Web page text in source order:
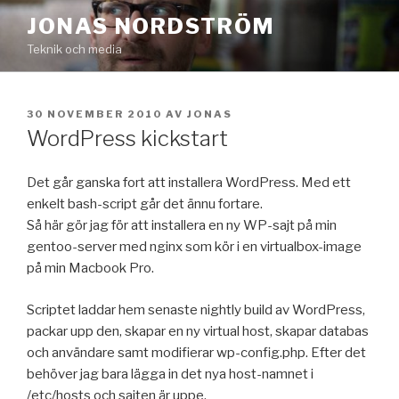
Hoppa
innehåll
JONAS NORDSTRÖM
Teknik och media
PUBLICERAT
30 NOVEMBER 2010 AV JONAS
WordPress kickstart
Det går ganska fort att installera WordPress. Med ett
enkelt bash-script går det ännu fortare.
Så här gör jag för att installera en ny WP-sajt på min
gentoo-server med nginx som kör i en virtualbox-image
på min Macbook Pro.
Scriptet laddar hem senaste nightly build av WordPress,
packar upp den, skapar en ny virtual host, skapar databas
och användare samt modifierar wp-config.php. Efter det
behöver jag bara lägga in det nya host-namnet i
/etc/hosts och sajten är uppe.